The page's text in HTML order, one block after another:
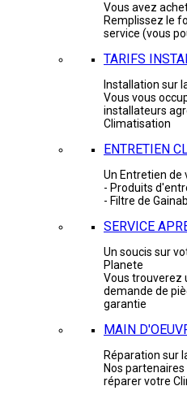
Vous avez
Remplissez le
service (vous
TARIFS
Installation sur
Vous vous
installateurs
Climatisation
ENTRETIEN
Un Entretien de
- Produits
- Filtre de
SERVICE
Un soucis sur
Planete
Vous trouverez
demande de
garantie
MAIN
Réparation sur
Nos
réparer votre